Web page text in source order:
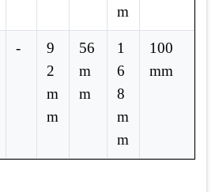
m
-
9
2
m
m
56
m
m
1
6
8
m
m
100
mm